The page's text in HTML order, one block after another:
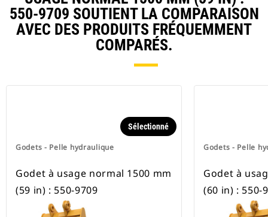
550-9709 SOUTIENT LA COMPARAISON
AVEC DES PRODUITS FRÉQUEMMENT
COMPARÉS.
Godets - Pelle hydraulique
Sélectionné
Godet à usage normal 1500 mm
(59 in) : 550-9709
Godets - Pelle
Godet à
(60 in) : 550-